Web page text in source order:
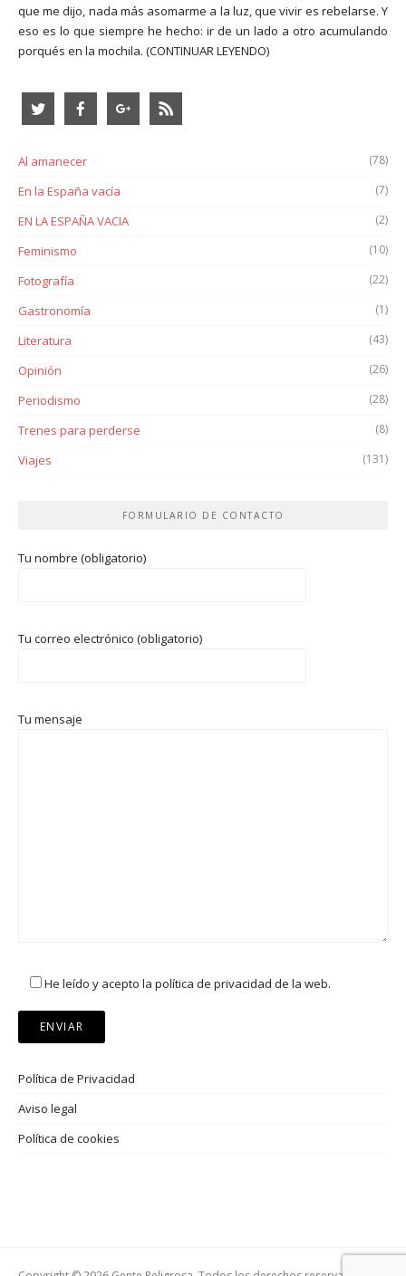
que me dijo, nada más asomarme a la luz, que vivir es rebelarse. Y
eso es lo que siempre he hecho: ir de un lado a otro acumulando
porqués en la mochila. (CONTINUAR LEYENDO)
Al amanecer (78)
En la España vacía (7)
EN LA ESPAÑA VACIA (2)
Feminismo (10)
Fotografía (22)
Gastronomía (1)
Literatura (43)
Opinión (26)
Periodismo (28)
Trenes para perderse (8)
Viajes (131)
FORMULARIO DE CONTACTO
Tu nombre (obligatorio)
Tu correo electrónico (obligatorio)
Tu mensaje
He leído y acepto la política de privacidad de la web.
Política de Privacidad
Aviso legal
Política de cookies